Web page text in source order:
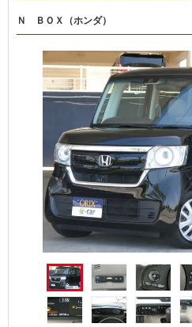
Ｎ ＢＯＸ（ホンダ）